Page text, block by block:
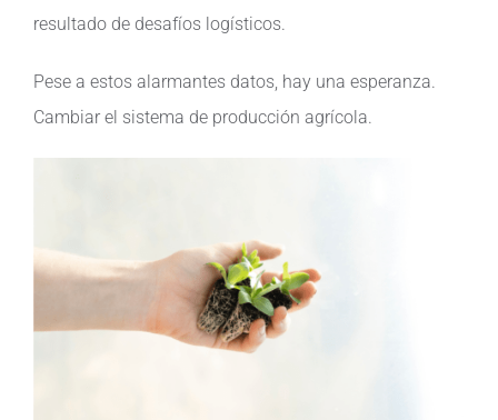
resultado de desafíos logísticos.
Pese a estos alarmantes datos, hay una esperanza.
Cambiar el sistema de producción agrícola.